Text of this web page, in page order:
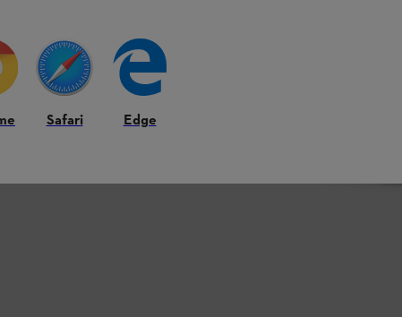
します。その特殊な形状は、従来
CF3 Pro 高機能ナイロンコード
により、弾力性を失うことな
業時の音も静かになります。
Safari Edge